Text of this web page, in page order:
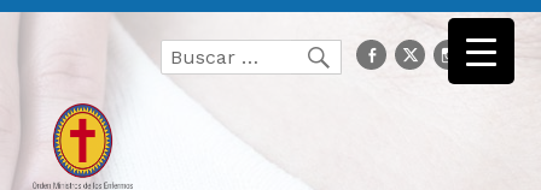
Buscar
por:
Buscarfacebook
Twitter